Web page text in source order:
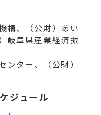
構、（公財）あい
岐阜県産業経済振
ンター、（公財）
ジュール